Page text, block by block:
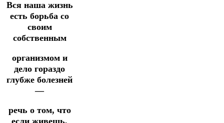
Вся наша жизнь
есть борьба со
своим
собственным
организмом и
дело гораздо
глубже болезней
—
речь о том, что